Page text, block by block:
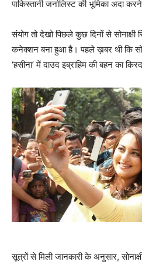
पाकिस्तानी जर्नालिस्‍ट की भूमिका अदा
संयोग तो देखो पिछले कुछ दिनों से सोनाक्षी
कनेक्‍शन बना हुआ है। पहले ख़बर थी कि
‘हसीना’ में दाउद इब्राहिम की बहन का
सूत्रों से मिली जानकारी के अनुसार,